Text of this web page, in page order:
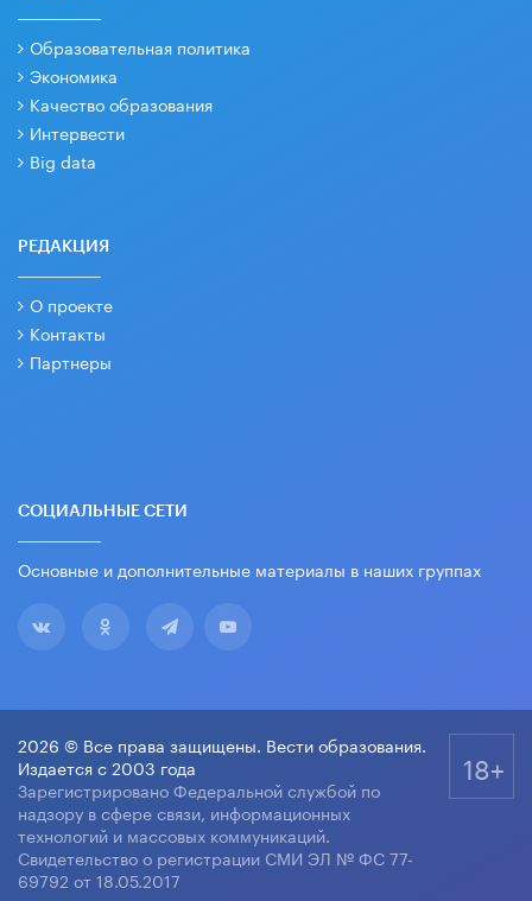
Образовательная политика
Экономика
Качество образования
Интервести
Big data
РЕДАКЦИЯ
О проекте
Контакты
Партнеры
СОЦИАЛЬНЫЕ СЕТИ
Основные и дополнительные материалы в наших группах
2026 © Все права защищены. Вести образования.
Издается с 2003 года
Зарегистрировано Федеральной службой по
надзору в сфере связи, информационных
технологий и массовых коммуникаций.
Свидетельство о регистрации СМИ ЭЛ № ФС 77-
69792 от 18.05.2017
18+